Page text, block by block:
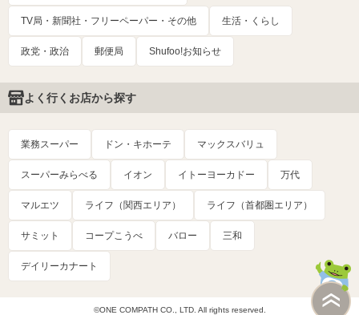
TV局・新聞社・フリーペーパー・その他 生活・くらし
政党・政治 郵便局 Shufoo!お知らせ
よく行くお店から探す
業務スーパー ドン・キホーテ マックスバリュ
スーパーみらべる イオン イトーヨーカドー 万代
マルエツ ライフ（関西エリア） ライフ（首都圏エリア）
サミット コープこうべ バロー 三和
デイリーカナート
©ONE COMPATH CO., LTD. All rights reserved.